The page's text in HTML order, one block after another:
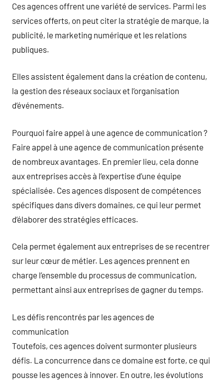
Ces agences offrent une variété de services. Parmi les
services offerts, on peut citer la stratégie de marque, la
publicité, le marketing numérique et les relations
publiques.
Elles assistent également dans la création de contenu,
la gestion des réseaux sociaux et l’organisation
d’événements.
Pourquoi faire appel à une agence de communication ?
Faire appel à une agence de communication présente
de nombreux avantages. En premier lieu, cela donne
aux entreprises accès à l’expertise d’une équipe
spécialisée. Ces agences disposent de compétences
spécifiques dans divers domaines, ce qui leur permet
d’élaborer des stratégies efficaces.
Cela permet également aux entreprises de se recentrer
sur leur cœur de métier. Les agences prennent en
charge l’ensemble du processus de communication,
permettant ainsi aux entreprises de gagner du temps.
Les défis rencontrés par les agences de
communication
Toutefois, ces agences doivent surmonter plusieurs
défis. La concurrence dans ce domaine est forte, ce qui
pousse les agences à innover. En outre, les évolutions